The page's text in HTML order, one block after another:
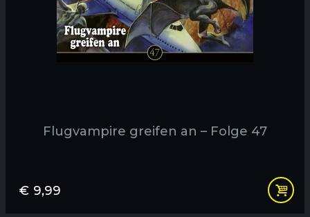
Flugvampire greifen an – Folge 47
€ 9,99